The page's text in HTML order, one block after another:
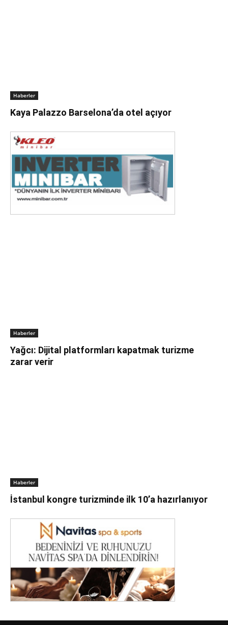
Haberler
Kaya Palazzo Barselona’da otel açıyor
Haberler
Yağcı: Dijital platformları kapatmak turizme
zarar verir
Haberler
İstanbul kongre turizminde ilk 10’a hazırlanıyor